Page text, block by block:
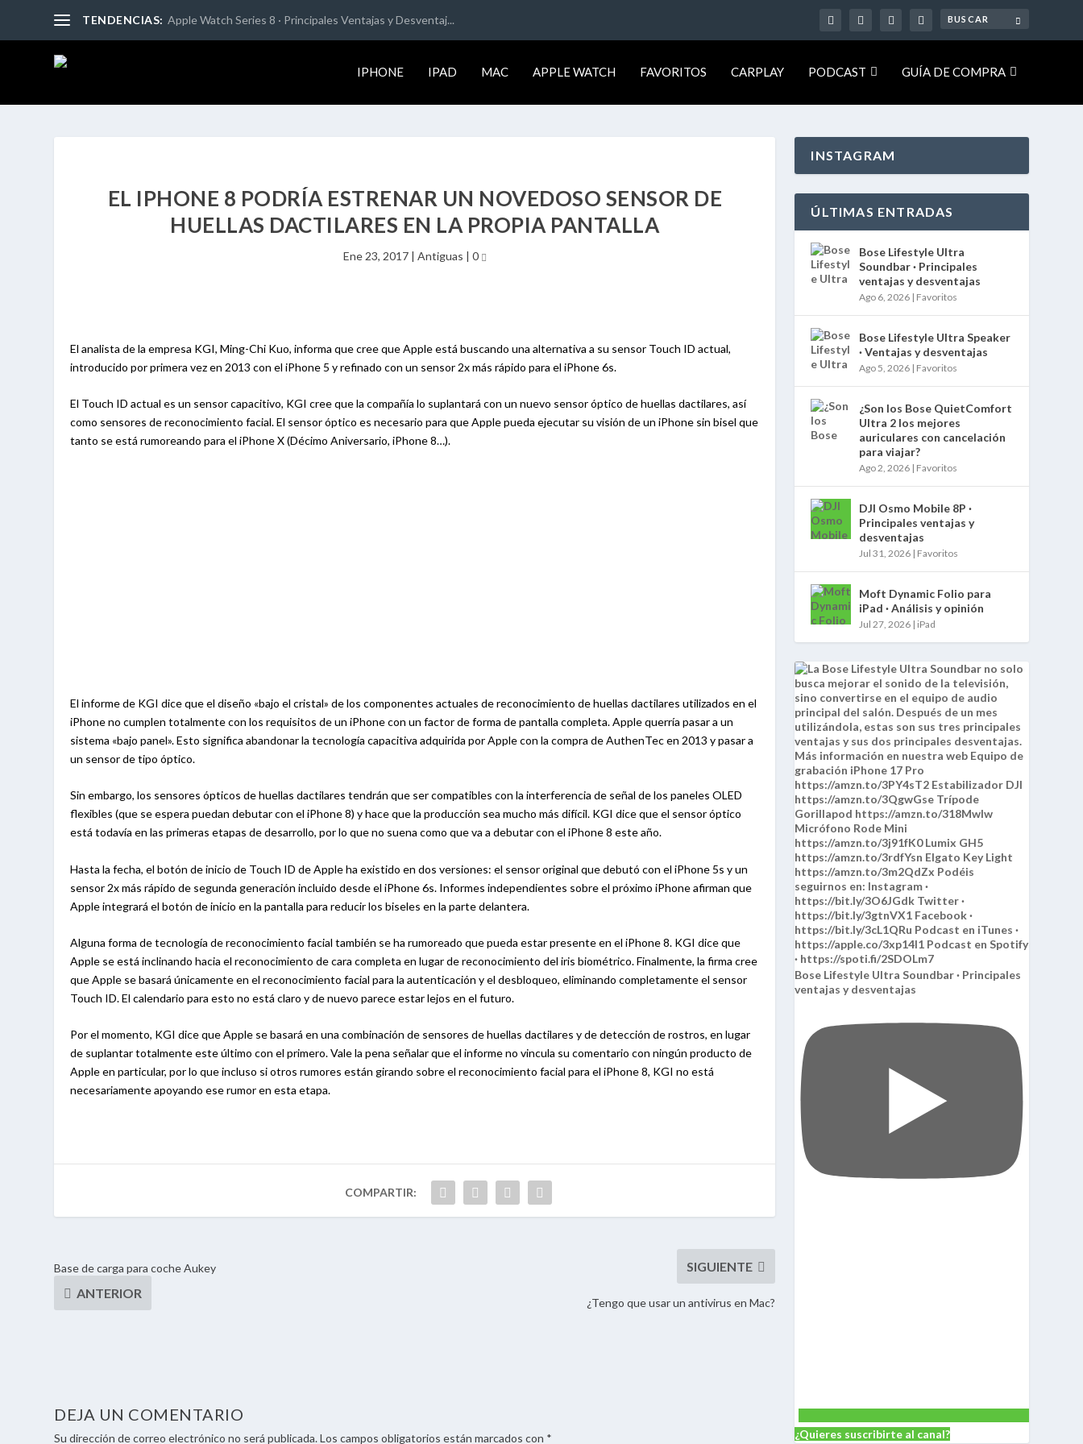
TENDENCIAS: Apple Watch Series 8 · Principales Ventajas y Desventaj...
IPHONE IPAD MAC APPLE WATCH FAVORITOS CARPLAY PODCAST GUÍA DE COMPRA
EL IPHONE 8 PODRÍA ESTRENAR UN NOVEDOSO SENSOR DE
HUELLAS DACTILARES EN LA PROPIA PANTALLA
Ene 23, 2017| Antiguas | 0
El analista de la empresa KGI, Ming-Chi Kuo, informa que cree que Apple está buscando una alternativa a su sensor Touch ID actual,
introducido por primera vez en 2013 con el iPhone 5 y refinado con un sensor 2x más rápido para el iPhone 6s.
El Touch ID actual es un sensor capacitivo, KGI cree que la compañía lo suplantará con un nuevo sensor óptico de huellas dactilares, así
como sensores de reconocimiento facial. El sensor óptico es necesario para que Apple pueda ejecutar su visión de un iPhone sin bisel que
tanto se está rumoreando para el iPhone X (Décimo Aniversario, iPhone 8…).
El informe de KGI dice que el diseño «bajo el cristal» de los componentes actuales de reconocimiento de huellas dactilares utilizados en el
iPhone no cumplen totalmente con los requisitos de un iPhone con un factor de forma de pantalla completa. Apple querría pasar a un
sistema «bajo panel». Esto significa abandonar la tecnología capacitiva adquirida por Apple con la compra de AuthenTec en 2013 y pasar a
un sensor de tipo óptico.
Sin embargo, los sensores ópticos de huellas dactilares tendrán que ser compatibles con la interferencia de señal de los paneles OLED
flexibles (que se espera puedan debutar con el iPhone 8) y hace que la producción sea mucho más difícil. KGI dice que el sensor óptico
está todavía en las primeras etapas de desarrollo, por lo que no suena como que va a debutar con el iPhone 8 este año.
Hasta la fecha, el botón de inicio de Touch ID de Apple ha existido en dos versiones: el sensor original que debutó con el iPhone 5s y un
sensor 2x más rápido de segunda generación incluido desde el iPhone 6s. Informes independientes sobre el próximo iPhone afirman que
Apple integrará el botón de inicio en la pantalla para reducir los biseles en la parte delantera.
Alguna forma de tecnología de reconocimiento facial también se ha rumoreado que pueda estar presente en el iPhone 8. KGI dice que
Apple se está inclinando hacia el reconocimiento de cara completa en lugar de reconocimiento del iris biométrico. Finalmente, la firma cree
que Apple se basará únicamente en el reconocimiento facial para la autenticación y el desbloqueo, eliminando completamente el sensor
Touch ID. El calendario para esto no está claro y de nuevo parece estar lejos en el futuro.
Por el momento, KGI dice que Apple se basará en una combinación de sensores de huellas dactilares y de detección de rostros, en lugar
de suplantar totalmente este último con el primero. Vale la pena señalar que el informe no vincula su comentario con ningún producto de
Apple en particular, por lo que incluso si otros rumores están girando sobre el reconocimiento facial para el iPhone 8, KGI no está
necesariamente apoyando ese rumor en esta etapa.
Base de carga para coche Aukey
¿Tengo que usar un antivirus en Mac?
DEJA UN COMENTARIO
Su dirección de correo electrónico no será publicada. Los campos obligatorios están marcados con *
INSTAGRAM
ÚLTIMAS ENTRADAS
Bose Lifestyle Ultra
Soundbar · Principales
ventajas y desventajas
Ago 6, 2026 | Favoritos
Bose Lifestyle Ultra Speaker
· Ventajas y desventajas
Ago 5, 2026 | Favoritos
¿Son los Bose QuietComfort
Ultra 2 los mejores
auriculares con cancelación
para viajar?
Ago 2, 2026 | Favoritos
DJI Osmo Mobile 8P ·
Principales ventajas y
desventajas
Jul 31, 2026 | Favoritos
Moft Dynamic Folio para
iPad · Análisis y opinión
Jul 27, 2026 | iPad
Bose Lifestyle Ultra Soundbar · Principales
ventajas y desventajas
¿Quieres suscribirte al canal?